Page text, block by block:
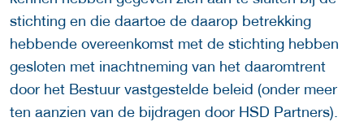
stichting en die daartoe de daarop betrekking
hebbende overeenkomst met de stichting hebben
gesloten met inachtneming van het daaromtrent
door het Bestuur vastgestelde beleid (onder meer
ten aanzien van de bijdragen door HSD Partners).